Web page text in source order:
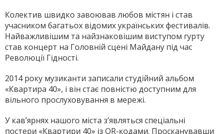
Колектив швидко завоював любов містян і став
учасником багатьох відомих українських фестивалів.
Найважливішим та найзнаковішим виступом гурту
став концерт на Головній сцені Майдану під час
Революції Гідності.
2014 року музиканти записали студійний альбом
«Квартира 40», і він стає повністю доступним для
вільного прослуховування в мережі.
У кав’ярнях нашого міста з’являться спеціальні
постери «Квартири 40» із QR-кодами. Просканувавши